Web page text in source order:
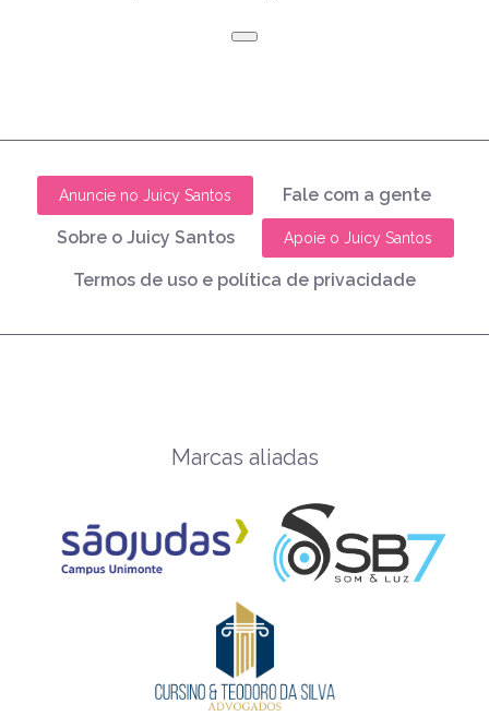
Anuncie no Juicy Santos Fale com a gente
Sobre o Juicy Santos Apoie o Juicy Santos
Termos de uso e política de privacidade
Marcas aliadas